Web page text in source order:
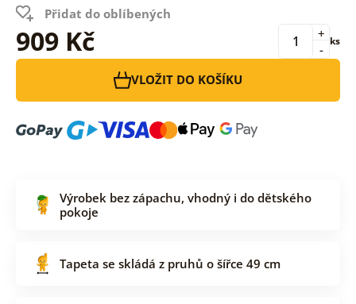
Přidat do oblíbených
909 Kč -
+ ks
VLOŽIT DO KOŠÍKU
Výrobek bez zápachu, vhodný i do dětského
pokoje
Tapeta se skládá z pruhů o šířce 49 cm